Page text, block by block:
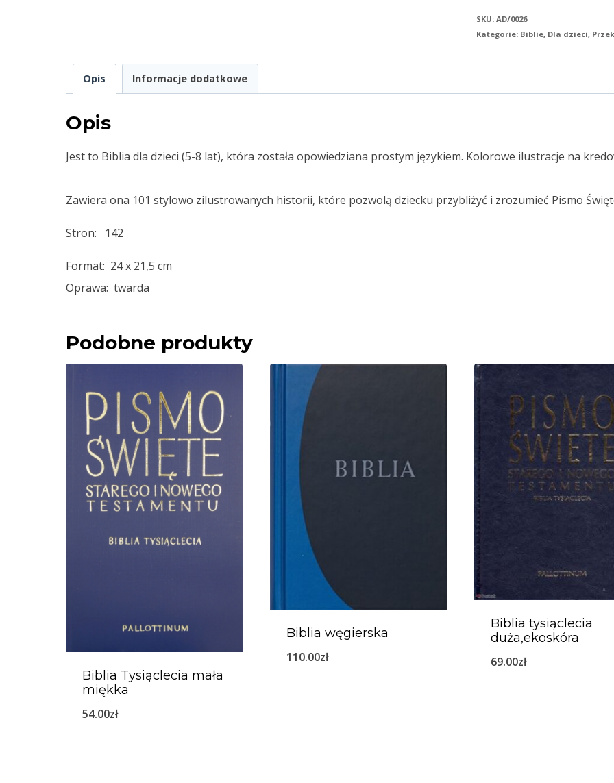
SKU:AD/0026
Kategorie: Biblie, Dla dzieci,
Opis Informacje dodatkowe
Opis
Jest to Biblia dla dzieci (5-8 lat), która została opowiedziana prostym językiem. Kolorowe ilustracje na
Zawiera ona 101 stylowo zilustrowanych historii, które pozwolą dziecku przybliżyć i zrozumieć Pismo
Stron: 142
Format: 24 x 21,5 cm
Oprawa: twarda
Podobne produkty
Biblia Tysiąclecia mała
miękka
54.00zł
Biblia węgierska
110.00zł
Biblia tysiąclecia
duża,ekoskóra
69.00zł